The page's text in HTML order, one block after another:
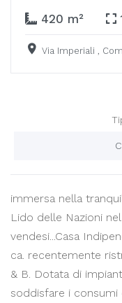
420 m²
Via Imperiali ,
immersa nella
Lido delle Nazioni
vendesi...Casa
ca. recentemente
& B. Dotata di
soddisfare i